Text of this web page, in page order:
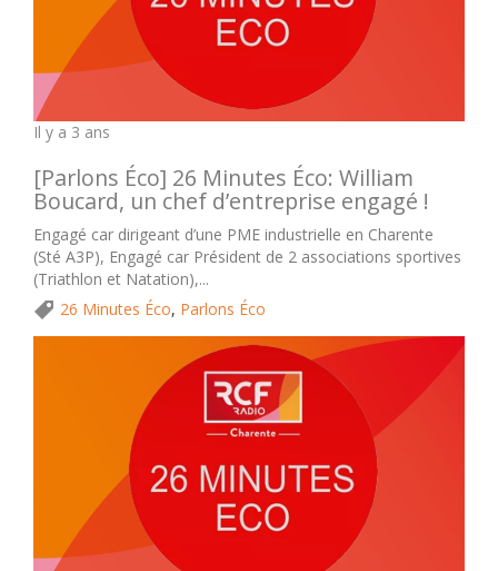
Il y a 3 ans
[Parlons Éco] 26 Minutes Éco: William
Boucard, un chef d’entreprise engagé !
Engagé car dirigeant d’une PME industrielle en Charente
(Sté A3P), Engagé car Président de 2 associations sportives
(Triathlon et Natation),...
26 Minutes Éco, Parlons Éco